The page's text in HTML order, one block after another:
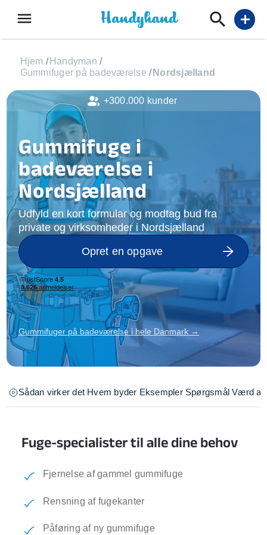
menu add
Hjem / Handyman /
Gummifuger på badeværelse / Nordsjælland
Gummifuge i
badeværelse i
Nordsjælland
Udfyld en kort formular og modtag bud fra
private og virksomheder i Nordsjælland
Opret en opgave
Gummifuger på badeværelse i hele Danmark →
Sådan virker det Hvem byder Eksempler Spørgsmål Værd at
Fuge-specialister til alle dine behov
Fjernelse af gammel gummifuge
Rensning af fugekanter
Påføring af ny gummifuge
+300.000 kunder